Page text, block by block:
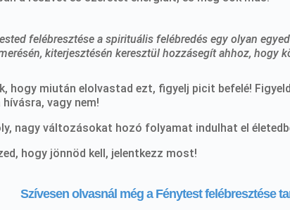
felébresztése a spirituális felébredés egy olyan
kiterjesztésén keresztül hozzásegít ahhoz, hogy
hogy miután elolvastad ezt, figyelj picit befelé!
vagy nem!
nagy változásokat hozó folyamat indulhat el
hogy jönnöd kell, jelentkezz most!
Szívesen olvasnál még a Fénytest felébresztése